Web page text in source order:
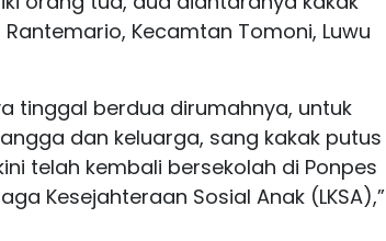
Kecamtan Tomoni, Luwu
tinggal berdua dirumahnya, untuk
dan keluarga, sang kakak putus
telah kembali bersekolah di Ponpes
Kesejahteraan Sosial Anak (LKSA),”